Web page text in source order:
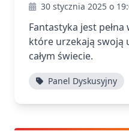
30 stycznia 2025 o
Fantastyka jest
które urzekają swoją
całym świecie.
Panel Dyskusyjny